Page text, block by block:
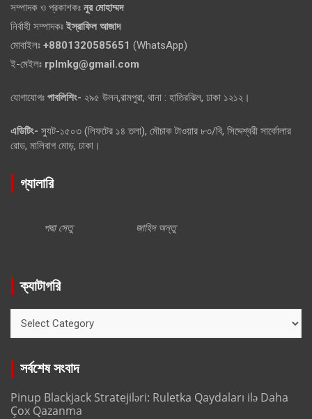
সম্পাদক ও প্রকাশকঃ নুর মোহাম্মদ
নির্বাহী সম্পাদকঃ ইস্রাফিল আজাদ
মোবাইলঃ +8801320585651 (WhatsApp)
ই-মেইলঃ rplmkg@gmail.com
যোগাযোগঃ পাবলিশিং- ২৯৫ উলন,রামপুরা, থানা : হাতিরঝিল, ঢাকা ১২১২।
এডিটিং- স্যুট-১৫০৩ (লিফটের ১৪ তলা), মৌচাক টাওয়ার ৮৩/বি, সিদ্দেশ্বরী সার্কোলার
রোড, মালিবাগ মোড়, ঢাকা।
গ্যালারি
পদ্মা সেতু জাহিদ অন্তু
ক্যাটাগরি
সর্বশেষ সংবাদ
Pinup Blackjack Stratejiləri: Ruletka Qaydaları ilə Daha
Çox Qazanma